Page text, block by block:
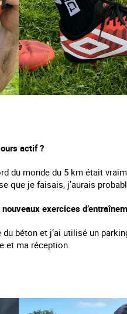
actif ?
du monde du 5 km était
que je faisais, j’aurais
exercices
du béton et j’ai utilisé un
et ma réception.